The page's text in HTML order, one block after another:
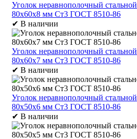
Уголок неравнополочный стальной
80х60х8 мм Ст3 ГОСТ 8510-86
✔ В наличии
Уголок неравнополочный стальной
80х60х7 мм Ст3 ГОСТ 8510-86
✔ В наличии
Уголок неравнополочный стальной
80х50х6 мм Ст3 ГОСТ 8510-86
✔ В наличии